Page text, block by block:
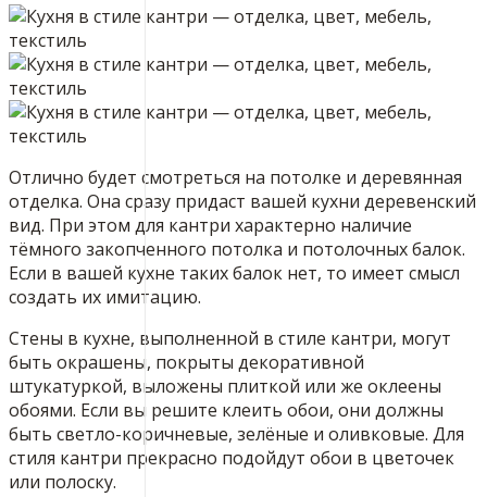
Отлично будет смотреться на потолке и деревянная
отделка. Она сразу придаст вашей кухни деревенский
вид. При этом для кантри характерно наличие
тёмного закопченного потолка и потолочных балок.
Если в вашей кухне таких балок нет, то имеет смысл
создать их имитацию.
Стены в кухне, выполненной в стиле кантри, могут
быть окрашены, покрыты декоративной
штукатуркой, выложены плиткой или же оклеены
обоями. Если вы решите клеить обои, они должны
быть светло-коричневые, зелёные и оливковые. Для
стиля кантри прекрасно подойдут обои в цветочек
или полоску.